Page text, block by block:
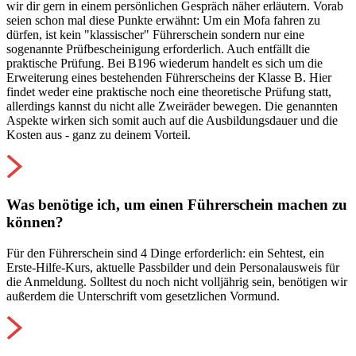
wir dir gern in einem persönlichen Gespräch näher erläutern. Vorab
seien schon mal diese Punkte erwähnt: Um ein Mofa fahren zu
dürfen, ist kein "klassischer" Führerschein sondern nur eine
sogenannte Prüfbescheinigung erforderlich. Auch entfällt die
praktische Prüfung. Bei B196 wiederum handelt es sich um die
Erweiterung eines bestehenden Führerscheins der Klasse B. Hier
findet weder eine praktische noch eine theoretische Prüfung statt,
allerdings kannst du nicht alle Zweiräder bewegen. Die genannten
Aspekte wirken sich somit auch auf die Ausbildungsdauer und die
Kosten aus - ganz zu deinem Vorteil.
Was benötige ich, um einen Führerschein machen zu
können?
Für den Führerschein sind 4 Dinge erforderlich: ein Sehtest, ein
Erste-Hilfe-Kurs, aktuelle Passbilder und dein Personalausweis für
die Anmeldung. Solltest du noch nicht volljährig sein, benötigen wir
außerdem die Unterschrift vom gesetzlichen Vormund.